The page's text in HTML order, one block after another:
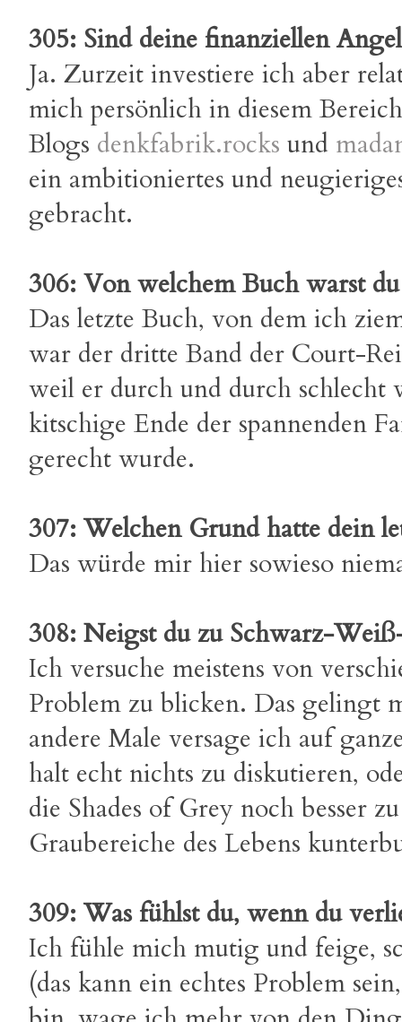
305: Sind deine finanziellen
Ja. Zurzeit investiere ich aber
mich persönlich in diesem
Blogs denkfabrik.rocks und
ein ambitioniertes und
gebracht.
306: Von welchem Buch warst
Das letzte Buch, von dem ich
war der dritte Band der Court-
weil er durch und durch schlecht
kitschige Ende der spannenden
gerecht wurde.
307: Welchen Grund hatte dein
Das würde mir hier sowieso
308: Neigst du zu Schwarz-
Ich versuche meistens von
Problem zu blicken. Das gelingt
andere Male versage ich auf
halt echt nichts zu diskutieren,
die Shades of Grey noch besser
Graubereiche des Lebens
309: Was fühlst du, wenn du
Ich fühle mich mutig und feige,
(das kann ein echtes Problem